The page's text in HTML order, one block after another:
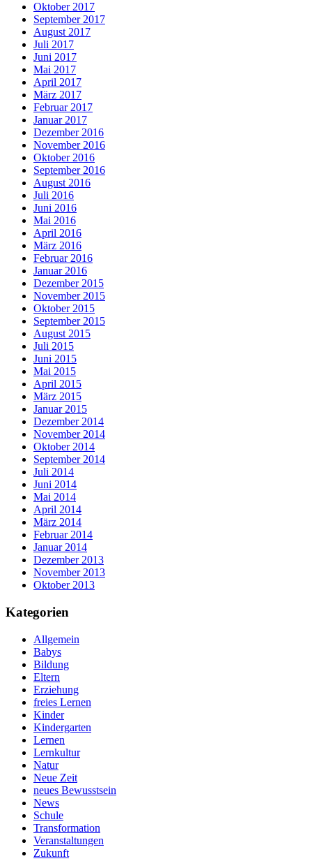
Oktober 2017
September 2017
August 2017
Juli 2017
Juni 2017
Mai 2017
April 2017
März 2017
Februar 2017
Januar 2017
Dezember 2016
November 2016
Oktober 2016
September 2016
August 2016
Juli 2016
Juni 2016
Mai 2016
April 2016
März 2016
Februar 2016
Januar 2016
Dezember 2015
November 2015
Oktober 2015
September 2015
August 2015
Juli 2015
Juni 2015
Mai 2015
April 2015
März 2015
Januar 2015
Dezember 2014
November 2014
Oktober 2014
September 2014
Juli 2014
Juni 2014
Mai 2014
April 2014
März 2014
Februar 2014
Januar 2014
Dezember 2013
November 2013
Oktober 2013
Kategorien
Allgemein
Babys
Bildung
Eltern
Erziehung
freies Lernen
Kinder
Kindergarten
Lernen
Lernkultur
Natur
Neue Zeit
neues Bewusstsein
News
Schule
Transformation
Veranstaltungen
Zukunft